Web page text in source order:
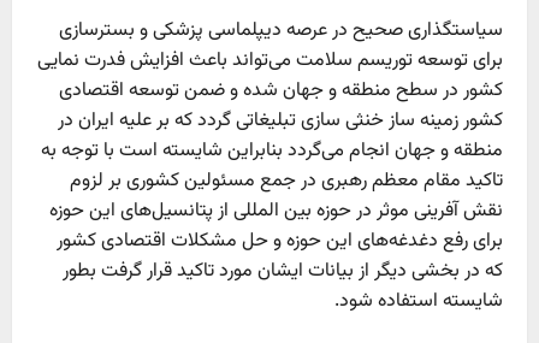
سیاستگذاری صحیح در عرصه دیپلماسی پزشکی و بسترسازی
برای توسعه توریسم سلامت می‌تواند باعث افزایش فدرت نمایی
کشور در سطح منطقه و جهان شده و ضمن توسعه اقتصادی
کشور زمینه ساز خنثی سازی تبلیغاتی گردد که بر علیه ایران در
منطقه و جهان انجام می‌گردد بنابراین شایسته است با توجه به
تاکید مقام معظم رهبری در جمع مسئولین کشوری بر لزوم
نقش آفرینی موثر در حوزه بین المللی از پتانسیل‌های این حوزه
برای رفع دغدغه‌های این حوزه و حل مشکلات اقتصادی کشور
که در بخشی دیگر از بیانات ایشان مورد تاکید قرار گرفت بطور
شایسته استفاده شود.